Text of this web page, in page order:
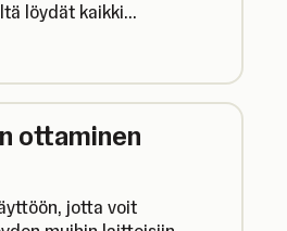
löydät kaikki
ottaminen
jotta voit